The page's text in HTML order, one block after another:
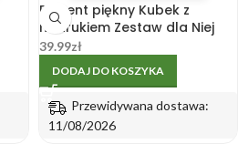
Prezent piękny Kubek z
nadrukiem Zestaw dla Niej
Niego
39.99zł
DODAJ DO KOSZYKA
Przewidywana dostawa:
11/08/2026